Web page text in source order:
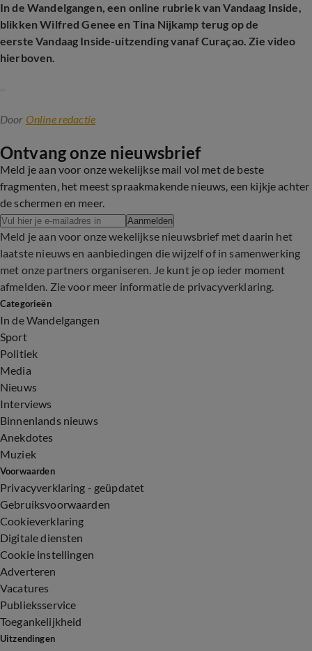
In de Wandelgangen, een online rubriek van Vandaag Inside,
blikken Wilfred Genee en Tina Nijkamp terug op de
eerste Vandaag Inside-uitzending vanaf Curaçao. Zie video
hierboven.
Door Online redactie
Ontvang onze nieuwsbrief
Meld je aan voor onze wekelijkse mail vol met de beste
fragmenten, het meest spraakmakende nieuws, een kijkje achter
de schermen en meer.
Aanmelden
Meld je aan voor onze wekelijkse nieuwsbrief met daarin het
laatste nieuws en aanbiedingen die wijzelf of in samenwerking
met onze partners organiseren. Je kunt je op ieder moment
afmelden. Zie voor meer informatie de privacyverklaring.
Categorieën
In de Wandelgangen
Sport
Politiek
Media
Nieuws
Interviews
Binnenlands nieuws
Anekdotes
Muziek
Voorwaarden
Privacyverklaring - geüpdatet
Gebruiksvoorwaarden
Cookieverklaring
Digitale diensten
Cookie instellingen
Adverteren
Vacatures
Publieksservice
Toegankelijkheid
Uitzendingen